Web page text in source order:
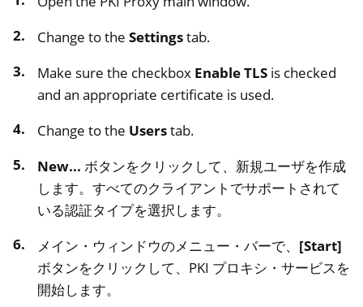
Change to the Settingstab.
Make sure the checkbox Enable TLS is checked
and an appropriate certificate is used.
Change to the Userstab.
New... ボタンをクリックして、新規ユーザを作成
します。すべてのクライアントでサポートされて
いる認証タイプを選択します。
メイン・ウィンドウのメニュー・バーで、 [Start]
ボタンをクリックして、PKI プロキシ・サービスを
開始します。